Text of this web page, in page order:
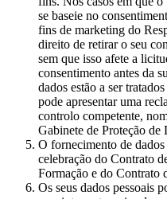
se baseie no
fins de marketing do
direito de retirar o seu
sem que isso afete a
consentimento antes da
dados estão a ser
pode apresentar uma
controlo competente,
Gabinete de Proteção de
O fornecimento de
celebração do Contrato
Formação e do Contrato
Os seus dados pessoais